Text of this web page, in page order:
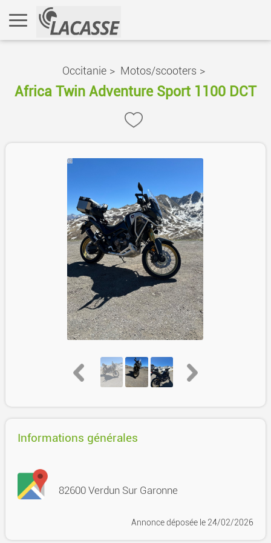
Occitanie > Motos/scooters >
Africa Twin Adventure Sport 1100 DCT
Informations générales
82600 Verdun Sur Garonne
Annonce déposée le 24/02/2026